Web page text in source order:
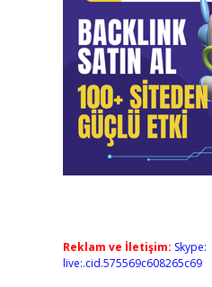
Reklam ve İletişim: Skype:
live:.cid.575569c608265c69